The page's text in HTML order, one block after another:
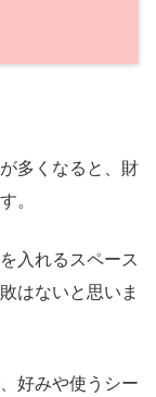
多くなると、財
。
入れるスペース
はないと思いま
好みや使うシー